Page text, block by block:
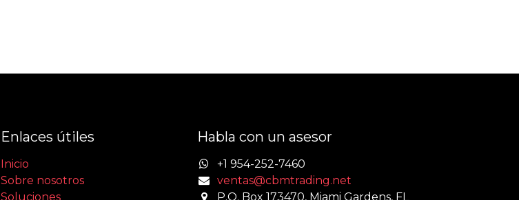
Enlaces útiles
Inicio
Sobre nosotros
Soluciones
Habla con un asesor
+1 954-252-7460
ventas@cbmtrading.net
P.O. Box 173470, Miami Gardens, FL